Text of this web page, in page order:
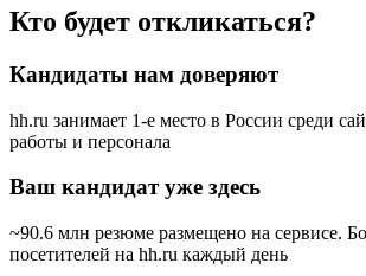
Кто будет откликаться?
Кандидаты нам доверяют
hh.ru занимает 1-е место в России среди
работы и персонала
Ваш кандидат уже здесь
~90.6 млн резюме размещено на сервисе.
посетителей на hh.ru каждый день